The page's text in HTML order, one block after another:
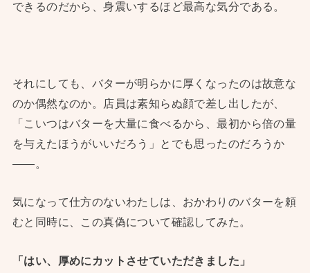
できるのだから、身震いするほど最高な気分である。
それにしても、バターが明らかに厚くなったのは故意な
のか偶然なのか。店員は素知らぬ顔で差し出したが、
「こいつはバターを大量に食べるから、最初から倍の量
を与えたほうがいいだろう」とでも思ったのだろうか
——。
気になって仕方のないわたしは、おかわりのバターを頼
むと同時に、この真偽について確認してみた。
「はい、厚めにカットさせていただきました」